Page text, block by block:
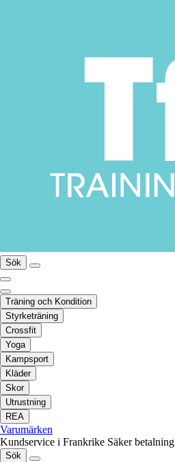
Sök
Träning och Kondition
Styrketräning
Crossfit
Yoga
Kampsport
Kläder
Skor
Utrustning
REA
Varumärken
Kundservice i Frankrike Säker betalning
Sök